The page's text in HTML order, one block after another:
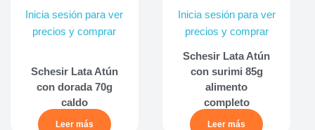
Inicia sesión para ver
precios y comprar
Schesir Lata Atún
con dorada 70g
caldo
Leer más
Inicia sesión para ver
precios y comprar
Schesir Lata Atún
con surimi 85g
alimento
completo
Leer más